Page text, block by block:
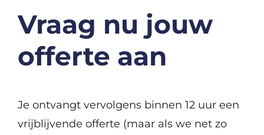
Vraag nu jouw
offerte aan
Je ontvangt vervolgens binnen 12 uur een
vrijblijvende offerte (maar als we net zo